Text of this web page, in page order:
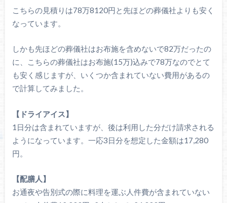
こちらの見積りは78万8120円と先ほどの葬儀社よりも安く
なっています。
しかも先ほどの葬儀社はお布施を含めないで82万だったの
に、こちらの葬儀社はお布施(15万)込みで78万なのでとて
も安く感じますが、いくつか含まれていない費用があるの
で計算してみました。
【ドライアイス】
1日分は含まれていますが、後は利用した分だけ請求される
ようになっています。一応3日分を想定した金額は17,280
円。
【配膳人】
お通夜や告別式の際に料理を運ぶ人件費が含まれていない